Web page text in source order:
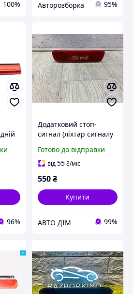
100% Авторозборка 95%
96%
Додатковий стоп-
сигнал (ліхтар сигналу
двері) Fiat Fiorino (07-),
Bipper (07-), Nemo OE:
Готово до відправки
від55₴/міс
550₴
Купити
АВТО ДІМ 99%